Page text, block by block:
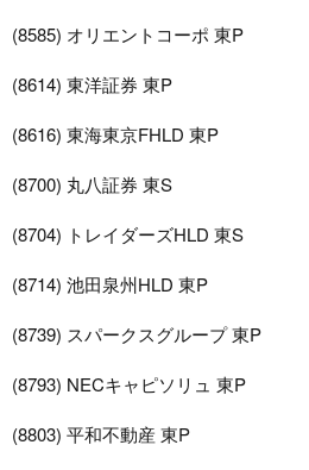
(8585) オリエントコーポ 東P
(8614) 東洋証券 東P
(8616) 東海東京FHLD 東P
(8700) 丸八証券 東S
(8704) トレイダーズHLD 東S
(8714) 池田泉州HLD 東P
(8739) スパークスグループ 東P
(8793) NECキャピソリュ 東P
(8803) 平和不動産 東P